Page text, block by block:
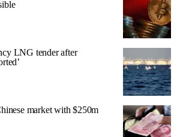
LNG tender after
market with $250m